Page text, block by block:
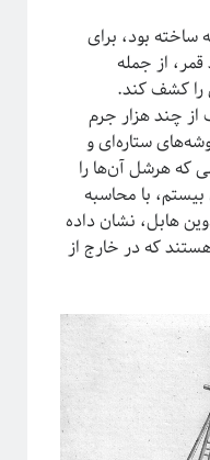
بود، برای
از جمله
را کشف کند.
چند هزار جرم
ستاره‌ای و
که هرشل آن‌ها را
با محاسبه
هابل، نشان داده
که در خارج از